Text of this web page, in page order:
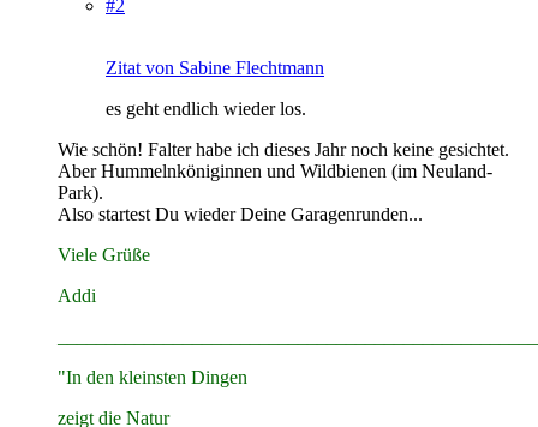
#2
Zitat von Sabine Flechtmann
es geht endlich wieder los.
Wie schön! Falter habe ich dieses Jahr noch keine gesichtet.
Aber Hummelnköniginnen und Wildbienen (im Neuland-
Park).
Also startest Du wieder Deine Garagenrunden...
Viele Grüße
Addi
"In den kleinsten Dingen
zeigt die Natur